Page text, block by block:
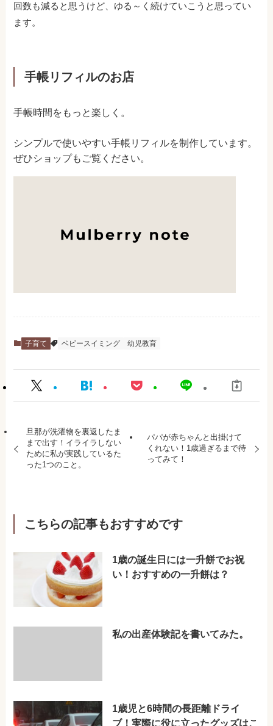
回数も減ると思うけど、ゆる～く続けていこうと思ってい
ます。
手帳リフィルのお店
手帳時間をもっと楽しく。
シンプルで使いやすい手帳リフィルを制作しています。
ぜひショップもご覧ください。
子育て ベビースイミング 幼児教育
旦那が洗濯物を裏返したま
まで出す！イライラしない
ために私が実践しているた
った1つのこと。
パパが赤ちゃんと出掛けて
くれない！1歳過ぎるまで待
ってみて！
こちらの記事もおすすめです
1歳の誕生日には一升餅でお祝
い！おすすめの一升餅は？
私の出産体験記を書いてみた。
1歳児と6時間の長距離ドライ
ブ！実際に役に立ったグッズはこ